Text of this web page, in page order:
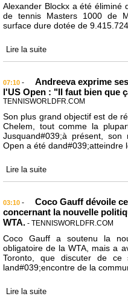
Alexander Blockx a été éliminé
de tennis Masters 1000 de
surface dure dotée de
Lire la suite
07:10 -
Andreeva exprime
l'US Open : "Il faut bien que
TENNISWORLDFR.COM
Son plus grand objectif est de
Chelem, tout comme la
Jusquand#039;à présent, son
Open a été dand#039;atteindre
Lire la suite
03:10 -
Coco Gauff dévoile
concernant la nouvelle
WTA. - TENNISWORLDFR.COM
Coco Gauff a soutenu la
obligatoire de la WTA, mais a
Toronto, que discuter de ce
land#039;encontre de la
Lire la suite